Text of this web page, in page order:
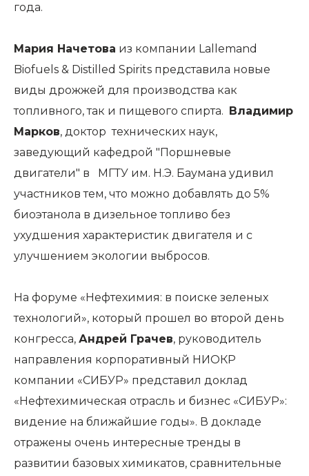
года.
Мария Начетова из компании Lallemand
Biofuels & Distilled Spirits представила новые
виды дрожжей для производства как
топливного, так и пищевого спирта. Владимир
Марков, доктор технических наук,
заведующий кафедрой "Поршневые
двигатели" в МГТУ им. Н.Э. Баумана удивил
участников тем, что можно добавлять до 5%
биоэтанола в дизельное топливо без
ухудшения характеристик двигателя и с
улучшением экологии выбросов.
На форуме «Нефтехимия: в поиске зеленых
технологий», который прошел во второй день
конгресса, Андрей Грачев, руководитель
направления корпоративный НИОКР
компании «СИБУР» представил доклад
«Нефтехимическая отрасль и бизнес «СИБУР»:
видение на ближайшие годы». В докладе
отражены очень интересные тренды в
развитии базовых химикатов, сравнительные